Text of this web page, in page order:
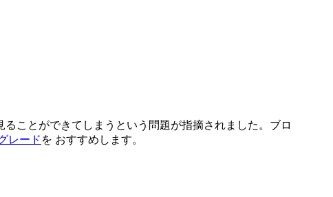
ことができてしまうという問題が指摘されました。ブロ
レード を おすすめします。